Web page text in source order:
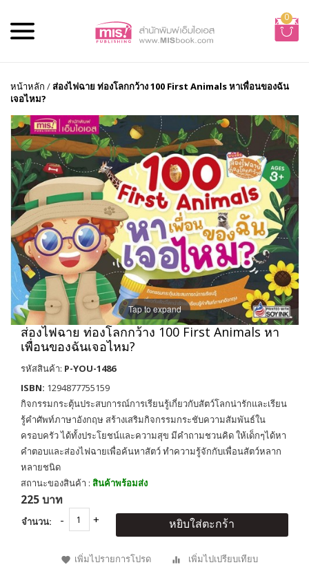
0
หน้าหลัก /ส่องไฟฉาย ท่องโลกกว้าง 100 First Animals หาเพื่อนของฉัน
เจอไหม?
Tap to expand
ส่องไฟฉาย ท่องโลกกว้าง 100 First Animals หา
เพื่อนของฉันเจอไหม?
รหัสสินค้า: P-YOU-1486
ISBN: 1294877755159
กิจกรรมกระตุ้นประสบการณ์การเรียนรู้เกี่ยวกับสัตว์โลกน่ารักและเรียน
รู้คำศัพท์ภาษาอังกฤษ สร้างเสริมกิจกรรมกระชับความสัมพันธ์ใน
ครอบครัว ได้ทั้งประโยชน์และความสุข มีคำถามชวนคิด ให้เด็กๆได้หา
คำตอบและส่องไฟฉายเพื่อค้นหาสัตว์ ทำความรู้จักกับเพื่อนสัตว์หลาก
หลายชนิด
สถานะของสินค้า : สินค้าพร้อมส่ง
225 บาท
จำนวน: หยิบใส่ตะกร้า
เพิ่มไปรายการโปรด เพิ่มไปเปรียบเทียบ